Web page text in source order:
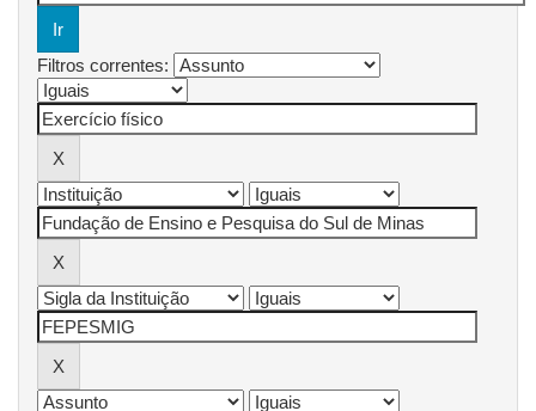
Filtros correntes: